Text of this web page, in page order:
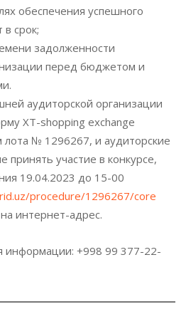
обеспечения успешного
срок;
задолженности
перед бюджетом и
аудиторской организации
XT-shopping exchange
№ 1296267, и аудиторские
участие в конкурсе,
19.04.2023 до 15-00
procedure/1296267/core
интернет-адрес.
информации: +998 99 377-22-